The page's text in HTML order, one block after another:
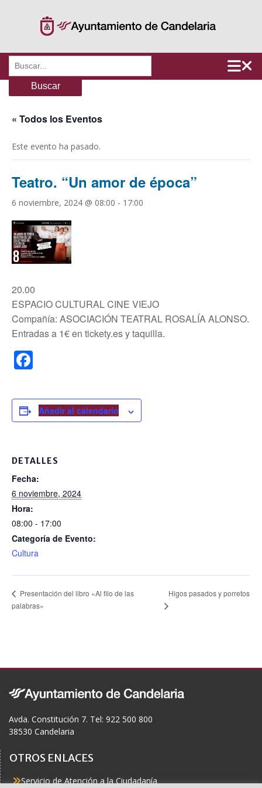
Buscar:
« Todos los Eventos
Este evento ha pasado.
Teatro. “Un amor de época”
6 noviembre, 2024 @ 08:00 - 17:00
20.00
ESPACIO CULTURAL CINE VIEJO
Compañía: ASOCIACIÓN TEATRAL ROSALÍA ALONSO.
Entradas a 1€ en tickety.es y taquilla.
c
e
o
o
k
Añadir al calendario
DETALLES
Fecha:
6 noviembre, 2024
Hora:
08:00 - 17:00
Categoría de Evento:
Cultura
Presentación del libro «Al filo de las
palabras»
Higos pasados y porretos
Avda. Constitución 7. Tel: 922 500 800
38530 Candelaria
OTROS ENLACES
Servicio de Atención a la Ciudadanía